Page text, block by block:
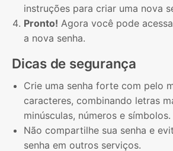
instruções para criar uma nova
Pronto! Agora você pode
a nova senha.
Dicas de segurança
Crie uma senha forte com pelo
caracteres, combinando letras
minúsculas, números e símbolos.
Não compartilhe sua senha e
senha em outros serviços.